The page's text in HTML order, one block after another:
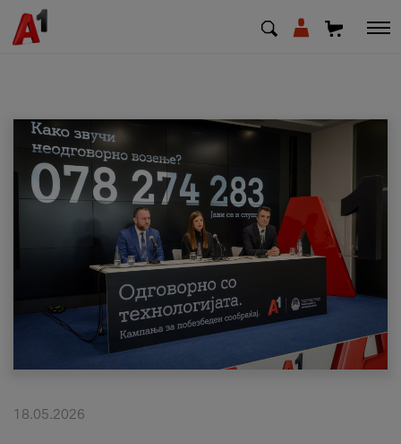
МК EN SQ
Деловни
Поддршка
Надополни кредит
18.05.2026